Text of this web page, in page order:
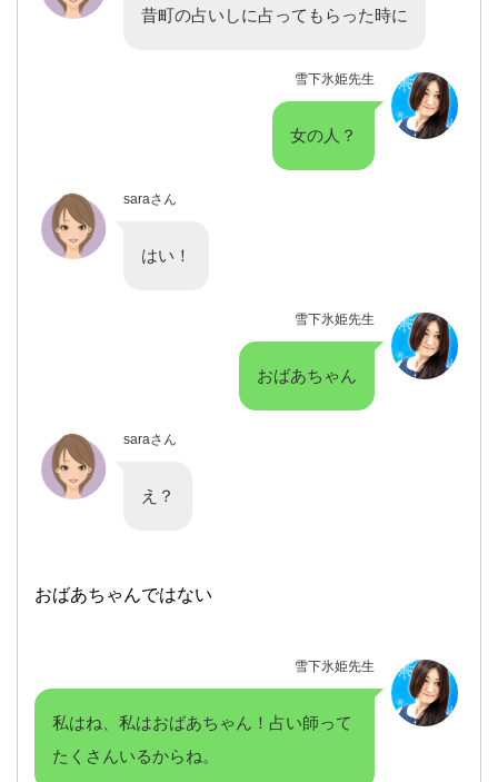
昔町の占いしに占ってもらった時に
雪下氷姫先生
女の人？
saraさん
はい！
雪下氷姫先生
おばあちゃん
saraさん
え？
おばあちゃんではない
雪下氷姫先生
私はね、私はおばあちゃん！占い師って
たくさんいるからね。